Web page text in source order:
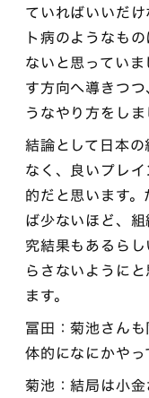
ていればいいだ
ト病のようなも
ないと思ってい
す方向へ導きつ
うなやり方をしま
結論として日本
なく、良いプレ
的だと思います
ば少ないほど、
究結果もあるら
らさないように
ます。
冨田：菊池さん
体的になにかや
菊池：結局は小